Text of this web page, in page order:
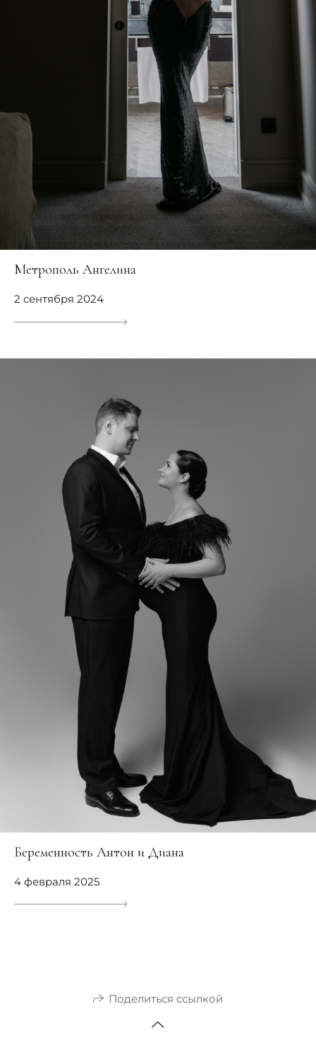
Метрополь Ангелина
2 сентября 2024
Беременность Антон и Диана
4 февраля 2025
Поделиться ссылкой